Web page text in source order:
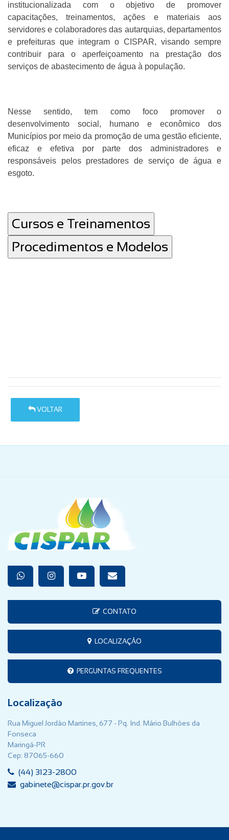
institucionalizada com o objetivo de promover
capacitações, treinamentos, ações e materiais aos
servidores e colaboradores das autarquias, departamentos
e prefeituras que integram o CISPAR, visando sempre
contribuir para o aperfeiçoamento na prestação dos
serviços de abastecimento de água à população.
Nesse sentido, tem como foco promover o
desenvolvimento social, humano e econômico dos
Municípios por meio da promoção de uma gestão eficiente,
eficaz e efetiva por parte dos administradores e
responsáveis pelos prestadores de serviço de água e
esgoto.
VOLTAR
CONTATO
LOCALIZAÇÃO
PERGUNTAS FREQUENTES
Localização
Rua Miguel Jordão Martines, 677 - Pq. Ind. Mário Bulhões da
Fonseca
Maringá-PR
Cep: 87065-660
(44) 3123-2800
gabinete@cispar.pr.gov.br